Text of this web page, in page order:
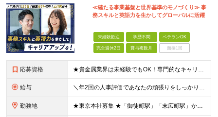
≪確たる事業基盤と世界基準のモノづくり≫ 事
務スキルと英語力を生かしてグローバルに活躍
未経験歓迎 学歴不問 ベテランOK
完全週休2日 賞与複数月 面接1回
応募資格 ★貴金属業界は未経験でもOK！専門的なキャリアを歩みたい方にピッタリ ■学歴不問 【必須条件】 ●英語で基本的なコミュニケーションが取れる方 ●何らかの事務経験があり、柔軟に対応できる方 ＼こんな
給与 ＼年2回の人事評価であなたの頑張りをしっかり評価／ 月給30万円〜＋残業代別途全額支給 ■昇給年1回（6月）※直近の昇給幅も拡大中！ ■賞与年2回（7月・12月） ★賞与年2回！あなたの頑張りを正
勤務地 ★東京本社募集 ★「御徒町駅」「末広町駅」からアクセス抜群！ 【東京本社】 東京都千代田区外神田5-3-2 日本マテリアルビル （変更の範囲）転勤を含め、上記以外の勤務なし